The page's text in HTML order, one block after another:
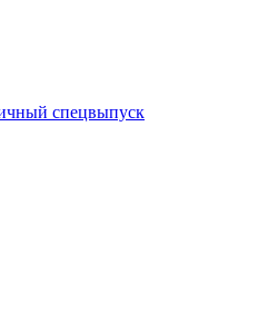
спецвыпуск